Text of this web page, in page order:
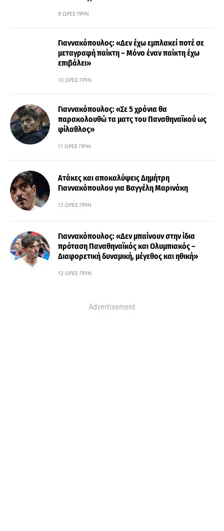
9 ΏΡΕΣ ΠΡΙΝ
Γιαννακόπουλος: «Δεν έχω εμπλακεί ποτέ σε
μεταγραφή παίκτη – Μόνο έναν παίκτη έχω
επιβάλει»
10 ΏΡΕΣ ΠΡΙΝ
Γιαννακόπουλος: «Σε 5 χρόνια θα
παρακολουθώ τα ματς του Παναθηναϊκού ως
φίλαθλος»
11 ΏΡΕΣ ΠΡΙΝ
Ατάκες και αποκαλύψεις Δημήτρη
Γιαννακόπουλου για Βαγγέλη Μαρινάκη
12 ΏΡΕΣ ΠΡΙΝ
Γιαννακόπουλος: «Δεν μπαίνουν στην ίδια
πρόταση Παναθηναϊκός και Ολυμπιακός –
Διαφορετική δυναμική, μέγεθος και ηθική»
12 ΏΡΕΣ ΠΡΙΝ
Advertisement